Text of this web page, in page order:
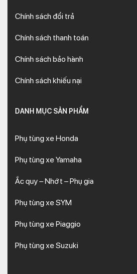
Chính sách đổi trả
Chính sách thanh toán
Chính sách bảo hành
Chính sách khiếu nại
DANH MỤC SẢN PHẨM
Phụ tùng xe Honda
Phụ tùng xe Yamaha
Ắc quy – Nhớt – Phụ gia
Phụ tùng xe SYM
Phụ tùng xe Piaggio
Phụ tùng xe Suzuki